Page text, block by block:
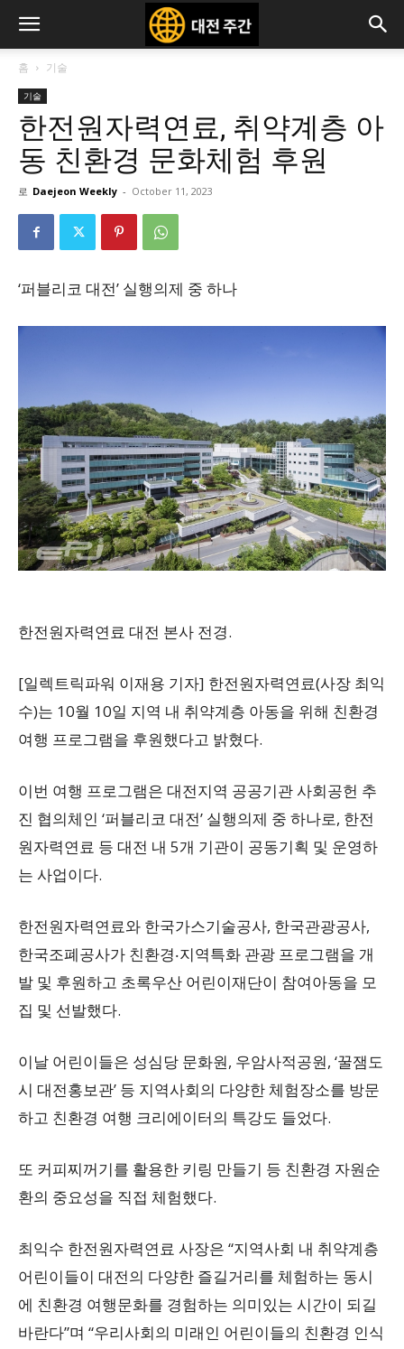
홈 기술
기술
한전원자력연료, 취약계층 아
동 친환경 문화체험 후원
로 Daejeon Weekly - October 11, 2023
‘퍼블리코 대전’ 실행의제 중 하나
한전원자력연료 대전 본사 전경.
[일렉트릭파워 이재용 기자] 한전원자력연료(사장 최익
수)는 10월 10일 지역 내 취약계층 아동을 위해 친환경
여행 프로그램을 후원했다고 밝혔다.
이번 여행 프로그램은 대전지역 공공기관 사회공헌 추
진 협의체인 ‘퍼블리코 대전’ 실행의제 중 하나로, 한전
원자력연료 등 대전 내 5개 기관이 공동기획 및 운영하
는 사업이다.
한전원자력연료와 한국가스기술공사, 한국관광공사,
한국조폐공사가 친환경‧지역특화 관광 프로그램을 개
발 및 후원하고 초록우산 어린이재단이 참여아동을 모
집 및 선발했다.
이날 어린이들은 성심당 문화원, 우암사적공원, ‘꿀잼도
시 대전홍보관’ 등 지역사회의 다양한 체험장소를 방문
하고 친환경 여행 크리에이터의 특강도 들었다.
또 커피찌꺼기를 활용한 키링 만들기 등 친환경 자원순
환의 중요성을 직접 체험했다.
최익수 한전원자력연료 사장은 “지역사회 내 취약계층
어린이들이 대전의 다양한 즐길거리를 체험하는 동시
에 친환경 여행문화를 경험하는 의미있는 시간이 되길
바란다”며 “우리사회의 미래인 어린이들의 친환경 인식